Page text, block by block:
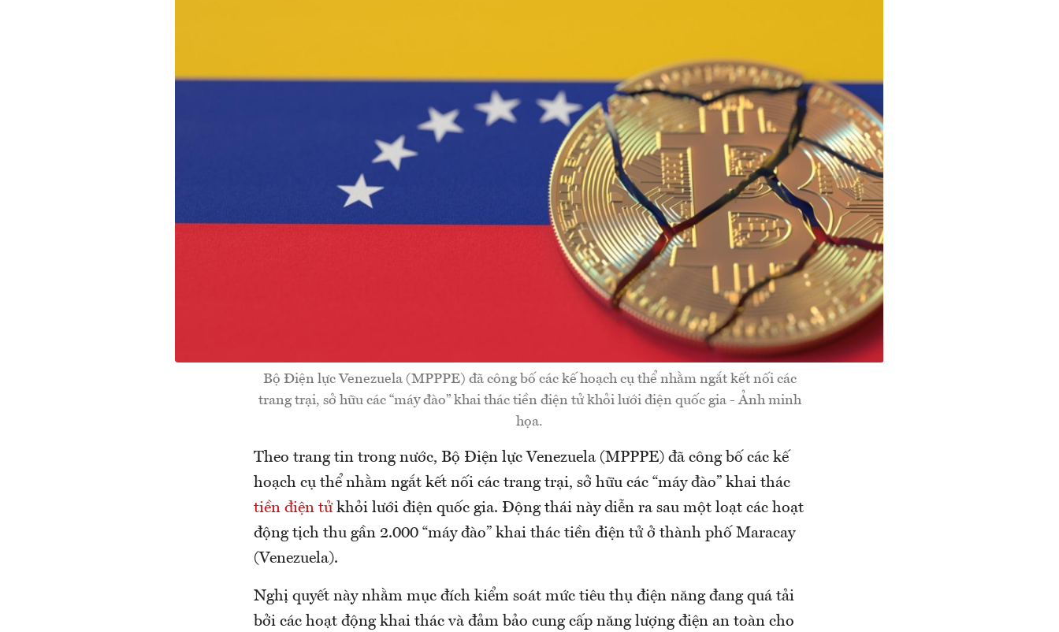
Bộ Điện lực Venezuela (MPPPE) đã công bố các kế hoạch cụ thể nhằm ngắt kết nối các
trang trại, sở hữu các “máy đào” khai thác tiền điện tử khỏi lưới điện quốc gia - Ảnh minh
họa.
Theo trang tin trong nước, Bộ Điện lực Venezuela (MPPPE) đã công bố các kế
hoạch cụ thể nhằm ngắt kết nối các trang trại, sở hữu các “máy đào” khai thác
tiền điện tửkhỏi lưới điện quốc gia. Động thái này diễn ra sau một loạt các hoạt
động tịch thu gần 2.000 “máy đào” khai thác tiền điện tử ở thành phố Maracay
(Venezuela).
Nghị quyết này nhằm mục đích kiểm soát mức tiêu thụ điện năng đang quá tải
bởi các hoạt động khai thác và đảm bảo cung cấp năng lượng điện an toàn cho